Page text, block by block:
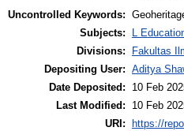
Uncontrolled Keywords:
Subjects:
L
Divisions:
Fakultas
Depositing User: Aditya
Date Deposited:
10 Feb
Last Modified:
10 Feb
URI:
https://